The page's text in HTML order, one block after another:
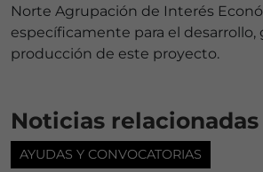
Norte Agrupación de Interés
específicamente para el desarrollo,
producción de este proyecto.
Noticias relacionadas
AYUDAS Y CONVOCATORIAS